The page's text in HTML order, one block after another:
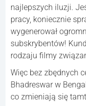
najlepszych iluzji.
pracy, koniecznie
wygenerował
subskrybentów!
rodzaju filmy
Więc bez zbędnych
Bhadreswar w
co zmieniają się